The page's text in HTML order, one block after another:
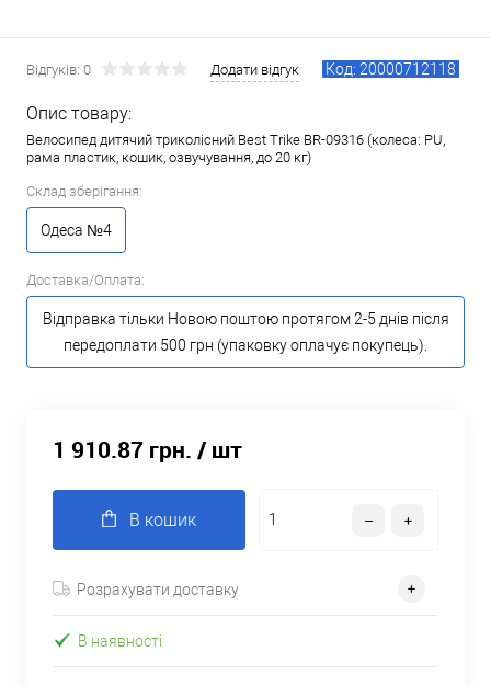
Відгуків: 0 Додати відгук Код: 20000712118
Опис товару:
Велосипед дитячий триколісний Best Trike BR-09316 (колеса: PU,
рама пластик, кошик, озвучування, до 20 кг)
Склад зберігання:
Одеса №4
Доставка/Оплата:
Відправка тільки Новою поштою протягом 2-5 днів після
передоплати 500 грн (упаковку оплачує покупець).
1 910.87 грн. / шт
В кошик
Розрахувати доставку
В наявності